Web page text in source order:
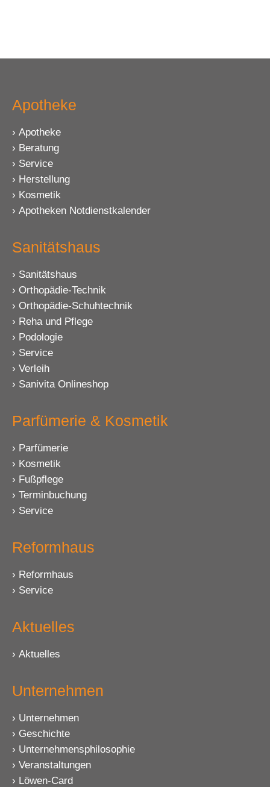
Apotheke
Apotheke
Beratung
Service
Herstellung
Kosmetik
Apotheken Notdienstkalender
Sanitätshaus
Sanitätshaus
Orthopädie-Technik
Orthopädie-Schuhtechnik
Reha und Pflege
Podologie
Service
Verleih
Sanivita Onlineshop
Parfümerie & Kosmetik
Parfümerie
Kosmetik
Fußpflege
Terminbuchung
Service
Reformhaus
Reformhaus
Service
Aktuelles
Aktuelles
Unternehmen
Unternehmen
Geschichte
Unternehmensphilosophie
Veranstaltungen
Löwen-Card